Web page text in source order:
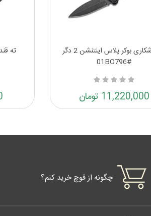
ته
چاقو شکاری بوکر پلاس اینتنشن 2 دگر
#01BO796
11,220,000 تومان
چگونه از قوچ خرید کنم؟